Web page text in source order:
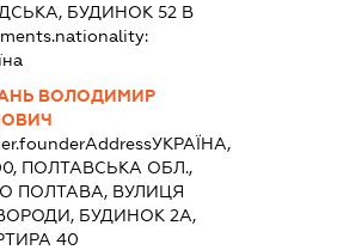
БУДИНОК 52 В
ВОЛОДИМИР
УКРАЇНА,
ПОЛТАВСЬКА ОБЛ.,
ПОЛТАВА, ВУЛИЦЯ
БУДИНОК 2А,
40